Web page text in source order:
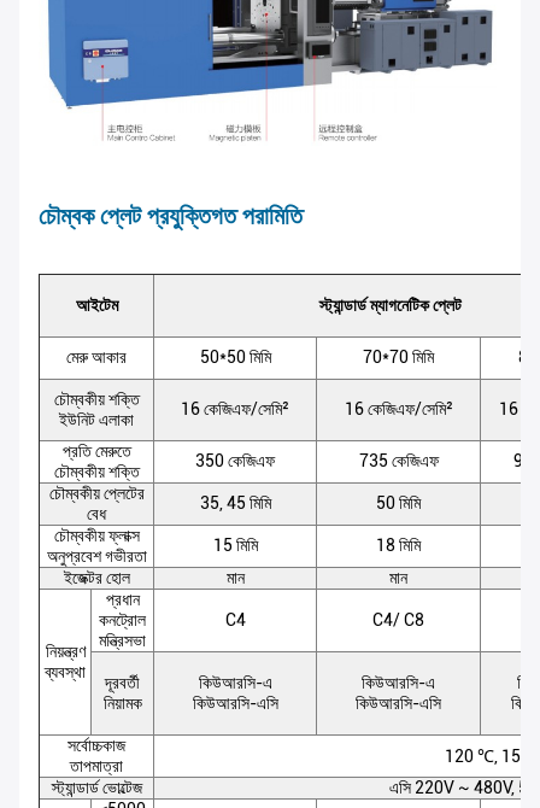
চৌম্বক প্লেট প্রযুক্তিগত পরামিতি
আইটেম স্ট্যান্ডার্ড ম্যাগনেটিক প্লেট
মেরু আকার 50*50 মিমি 70*70 মিমি
চৌম্বকীয় শক্তি
ইউনিট এলাকা
16 কেজিএফ/সেমি² 16 কেজিএফ/সেমি² 16
প্রতি মেরুতে
চৌম্বকীয় শক্তি
350 কেজিএফ 735 কেজিএফ
চৌম্বকীয় প্লেটের
বেধ
35, 45 মিমি 50 মিমি
চৌম্বকীয় ফ্লাক্স
অনুপ্রবেশ গভীরতা
15 মিমি 18 মিমি
ইজেক্টর হোল
মান মান
নিয়ন্ত্রণ
ব্যবস্থা
প্রধান
কনট্রোল
মন্ত্রিসভা
C4 C4/ C8
দূরবর্তী
নিয়ামক
কিউআরসি-এ
কিউআরসি-এসি
কিউআরসি-এ
কিউআরসি-এসি
সর্বোচ্চকাজ
তাপমাত্রা
120 ℃, 150
স্ট্যান্ডার্ড ভোল্টেজ
এসি 220V ~ 480V,